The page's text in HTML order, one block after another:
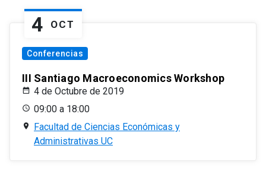
4 OCT
Conferencias
III Santiago Macroeconomics Workshop
4 de Octubre de 2019
09:00 a 18:00
Facultad de Ciencias Económicas y
Administrativas UC